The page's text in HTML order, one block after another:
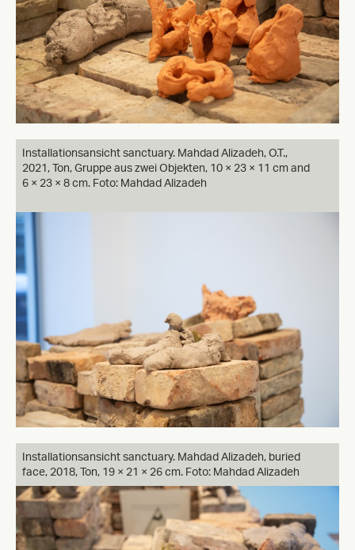
Installationsansicht sanctuary. Mahdad Alizadeh, O.T.,
2021, Ton, Gruppe aus zwei Objekten, 10 × 23 × 11 cm and
6 × 23 × 8 cm. Foto: Mahdad Alizadeh
Installationsansicht sanctuary. Mahdad Alizadeh, buried
face, 2018, Ton, 19 × 21 × 26 cm. Foto: Mahdad Alizadeh